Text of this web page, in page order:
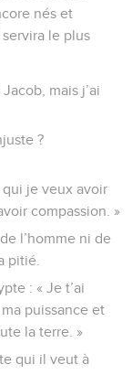
nés et
servira le plus
mais j’ai
?
qui je veux avoir
compassion. »
l’homme ni de
pitié.
: « Je t’ai
puissance et
la terre. »
qui il veut à